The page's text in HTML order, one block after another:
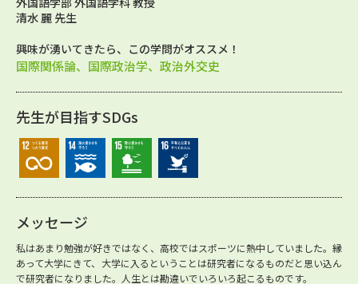
清水 麗 先生
興味が湧いてきたら、この学問がオススメ！
国際関係論、国際政治学、政治外交史
先生が目指すSDGs
メッセージ
私はあまり勉強が好きではなく、高校ではスポーツに熱中していました。縁
あって大学にきて、大学に入るということは研究者になるものだと思い込ん
で研究者になりました。人生とは勘違いでいろいろ起こるものです。